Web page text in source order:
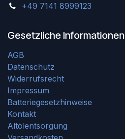
+49 7141 8999123
Gesetzliche Informationen
AGB
Datenschutz
Widerrufsrecht
Impressum
Batteriegesetzhinweise
Kontakt
Altölentsorgung